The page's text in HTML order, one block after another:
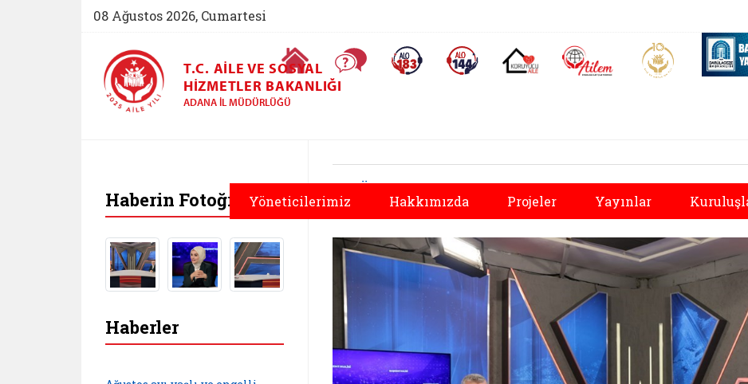
08 Ağustos 2026, Cumartesi
Ana Sayfa Sıkça Sorulan SorularAlo 183 (yeni sekmede açılır)Alo 144 (yeni sekmede açılır)Koruyucu Aile (yeni sekmede açılır)
AİLEM İletişim Merkezi (yeni
Aile ve Nüfus
T.C. AILE VE SOSYAL
HIZMETLER BAKANLIĞI
ADANA İL MÜDÜRLÜĞÜ
Yöneticilerimiz Hakkımızda Projeler Yayınlar
Önceki
Haberin Fotoğrafları
Haberler